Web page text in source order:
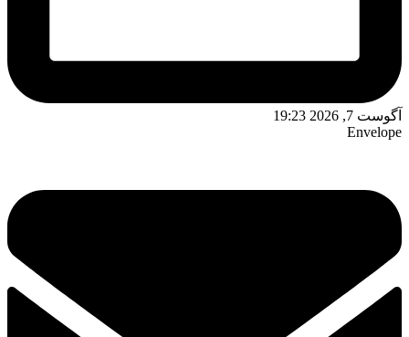
آگوست 7, 2026 19:23
Envelope